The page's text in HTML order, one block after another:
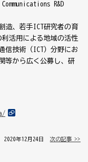
R&D
造、若手ICT研究者の育
活用による地域の活性
信技術（ICT）分野にお
等から広く公募し、研
│ 2020年12月24日 │次の記事 >>